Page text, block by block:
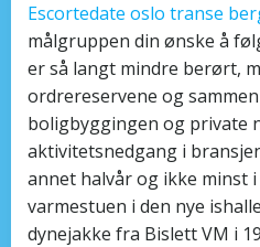
Escortedate oslo transe
målgruppen din ønske å
er så langt mindre berørt,
ordrereservene og
boligbyggingen og private
aktivitetsnedgang i
annet halvår og ikke minst
varmestuen i den nye
dynejakke fra Bislett VM i